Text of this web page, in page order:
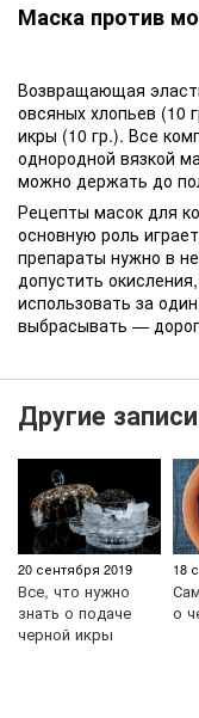
Маска против
Возвращающая
овсяных хлопьев (10
икры (10 гр.). Все
однородной вязкой
можно держать до
Рецепты масок для
основную роль
препараты нужно в
допустить
использовать за
выбрасывать —
Другие записи
20 сентября 2019
Все, что нужно
знать о подаче
черной икры
18
о